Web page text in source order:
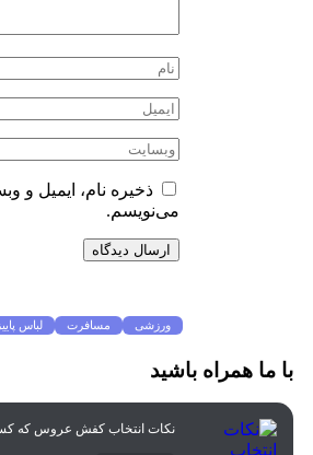
ذخیره نام، ایمیل و
می‌نویسم.
ورزشی مسافرت لباس
با ما همراه باشید
نکات انتخاب کفش عروس که